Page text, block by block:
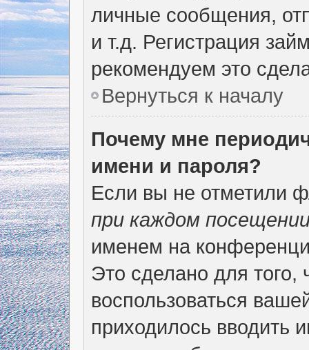
личные сообщения,
и т.д. Регистрация
рекомендуем это
Вернуться к началу
Почему мне
имени и пароля?
Если вы не отметили
при каждом
именем на
Это сделано для того,
воспользоваться
приходилось вводить